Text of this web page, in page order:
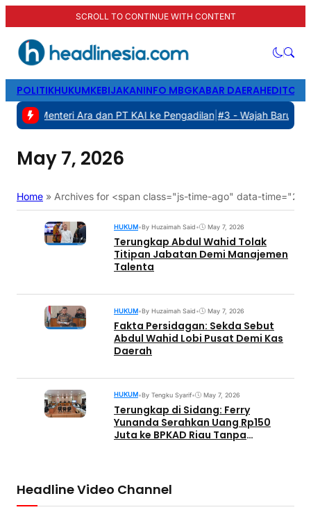
SCROLL TO CONTINUE WITH CONTENT
POLITIKHUKUMKEBIJAKANINFO MBGKABAR DAERAH
Menteri Ara dan PT KAI ke Pengadilan|#3 -Wajah Baru
May 7, 2026
Home » Archives for <span class="js-time-ago" data-
HUKUM•By Huzaimah Said• May 7, 2026
Terungkap Abdul Wahid Tolak
Titipan Jabatan Demi Manajemen
Talenta
HUKUM•By Huzaimah Said• May 7, 2026
Fakta Persidagan: Sekda Sebut
Abdul Wahid Lobi Pusat Demi Kas
Daerah
HUKUM•By Tengku Syarif• May 7, 2026
Terungkap di Sidang: Ferry
Yunanda Serahkan Uang Rp150
Juta ke BPKAD Riau Tanpa
Headline Video Channel